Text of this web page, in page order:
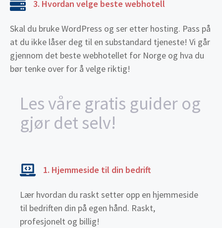
1. Hjemmeside til din bedrift
Lær hvordan du raskt setter opp en hjemmeside
til bedriften din på egen hånd. Raskt,
profesjonelt og billig!
3. Hvordan velge beste webhotell
Skal du bruke WordPress og ser etter hosting. Pass på
at du ikke låser deg til en substandard tjeneste! Vi går
gjennom det beste webhotellet for Norge og hva du
bør tenke over for å velge riktig!
Les våre gratis guider og
gjør det selv!